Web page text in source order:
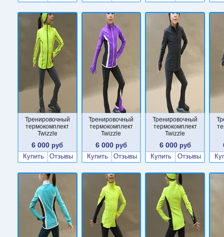
Тренировочный
термокомплект
Twizzle
6 000 руб
Купить
Отзывы
Тренировочный
термокомплект
Twizzle
6 000 руб
Купить
Отзывы
Тренировочный
термокомплект
Twizzle
6 000руб
Купить
Отзывы